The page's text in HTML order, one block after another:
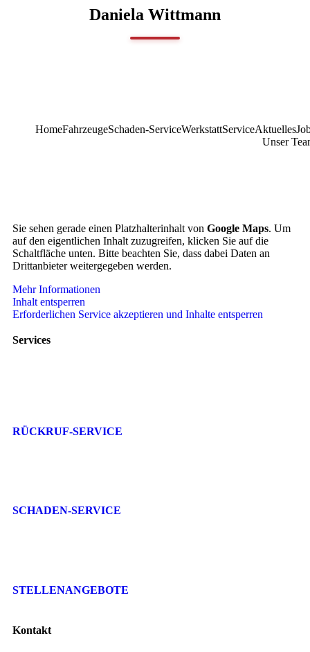
HomeFahrzeugeSchaden-ServiceWerkstattServiceAktuelles
Unser
Daniela Wittmann
Sie sehen gerade einen Platzhalterinhalt von Google Maps. Um
auf den eigentlichen Inhalt zuzugreifen, klicken Sie auf die
Schaltfläche unten. Bitte beachten Sie, dass dabei Daten an
Drittanbieter weitergegeben werden.
Mehr Informationen
Inhalt entsperren
Erforderlichen Service akzeptieren und Inhalte entsperren
Services
RÜCKRUF-SERVICE
SCHADEN-SERVICE
STELLENANGEBOTE
Kontakt